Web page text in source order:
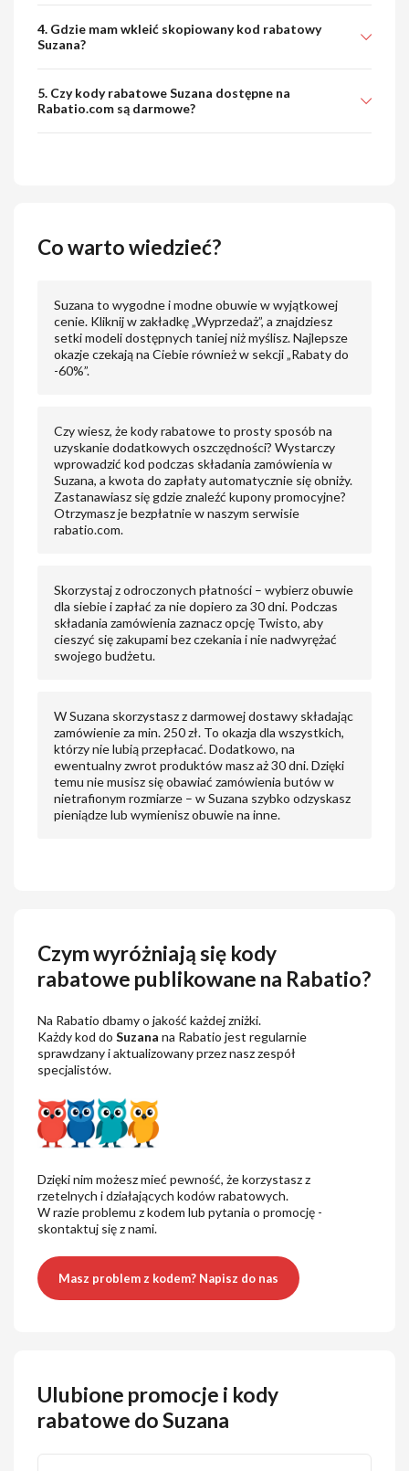
4. Gdzie mam wkleić skopiowany kod rabatowy
Suzana?
5. Czy kody rabatowe Suzana dostępne na
Rabatio.com są darmowe?
Co warto wiedzieć?
Suzana to wygodne i modne obuwie w wyjątkowej
cenie. Kliknij w zakładkę „Wyprzedaż”, a znajdziesz
setki modeli dostępnych taniej niż myślisz. Najlepsze
okazje czekają na Ciebie również w sekcji „Rabaty do
-60%”.
Czy wiesz, że kody rabatowe to prosty sposób na
uzyskanie dodatkowych oszczędności? Wystarczy
wprowadzić kod podczas składania zamówienia w
Suzana, a kwota do zapłaty automatycznie się obniży.
Zastanawiasz się gdzie znaleźć kupony promocyjne?
Otrzymasz je bezpłatnie w naszym serwisie
rabatio.com.
Skorzystaj z odroczonych płatności – wybierz obuwie
dla siebie i zapłać za nie dopiero za 30 dni. Podczas
składania zamówienia zaznacz opcję Twisto, aby
cieszyć się zakupami bez czekania i nie nadwyrężać
swojego budżetu.
W Suzana skorzystasz z darmowej dostawy składając
zamówienie za min. 250 zł. To okazja dla wszystkich,
którzy nie lubią przepłacać. Dodatkowo, na
ewentualny zwrot produktów masz aż 30 dni. Dzięki
temu nie musisz się obawiać zamówienia butów w
nietrafionym rozmiarze – w Suzana szybko odzyskasz
pieniądze lub wymienisz obuwie na inne.
Czym wyróżniają się kody
rabatowe publikowane na Rabatio?
Na Rabatio dbamy o jakość każdej zniżki.
Każdy kod doSuzana na Rabatio jest regularnie
sprawdzany i aktualizowany przez nasz zespół
specjalistów.
Dzięki nim możesz mieć pewność, że korzystasz z
rzetelnych i działających kodów rabatowych.
W razie problemu z kodem lub pytania o promocję -
skontaktuj się z nami.
Masz problem z kodem? Napisz do nas
Ulubione promocje i kody
rabatowe do Suzana